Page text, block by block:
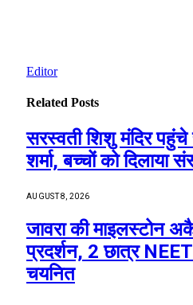
Editor
Related Posts
सरस्वती शिशु मंदिर
शर्मा, बच्चों को दिलाया
AUGUST 8, 2026
जावरा की माइलस्टोन
प्रदर्शन, 2 छात्र
चयनित